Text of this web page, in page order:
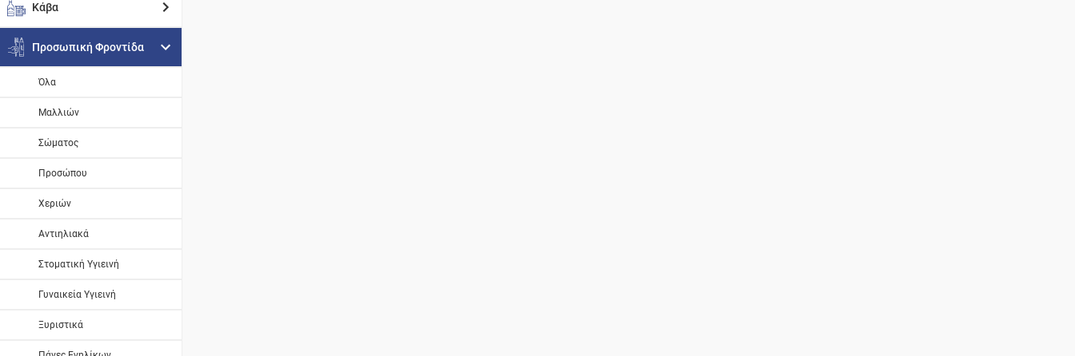
Κάβα
Προσωπική Φροντίδα
Όλα
Μαλλιών
Σώματος
Προσώπου
Χεριών
Αντιηλιακά
Στοματική Υγιεινή
Γυναικεία Υγιεινή
Ξυριστικά